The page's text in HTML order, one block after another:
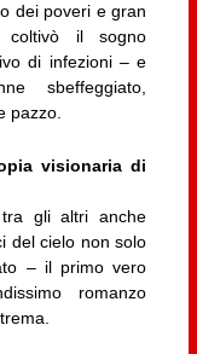
dei poveri e gran
coltivò il sogno
di infezioni – e
sbeffeggiato,
pazzo.
visionaria di
gli altri anche
del cielo non solo
– il primo vero
romanzo